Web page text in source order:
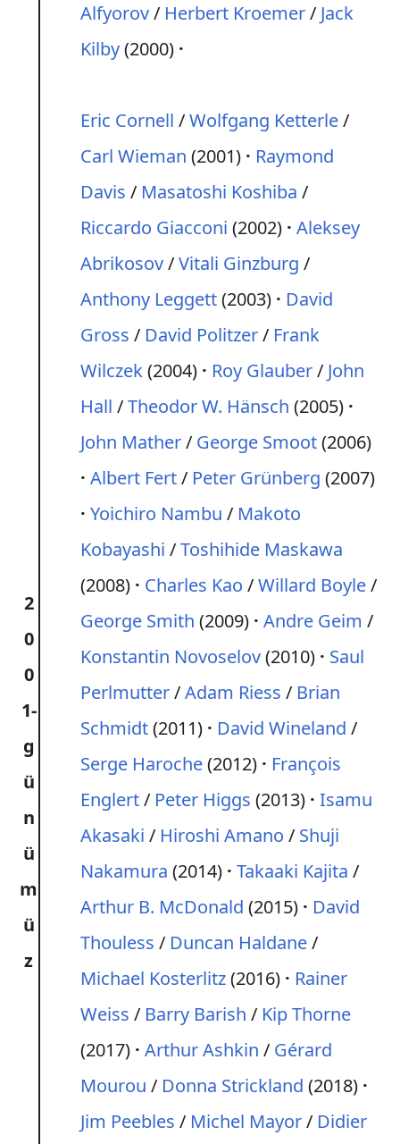
Alfyorov/ Herbert Kroemer/ Jack
Kilby(2000)
2
0
0
1-
g
ü
n
ü
m
ü
z
Eric Cornell /Wolfgang Ketterle/
Carl Wieman (2001)
Raymond
Davis / Masatoshi Koshiba /
Riccardo Giacconi (2002) Aleksey
Abrikosov/Vitali Ginzburg /
Anthony Leggett(2003)
David
Gross / David Politzer/ Frank
Wilczek(2004) Roy Glauber/ John
Hall /Theodor W. Hänsch (2005)
John Mather/ George Smoot(2006)
Albert Fert/ Peter Grünberg (2007)
Yoichiro Nambu / Makoto
Kobayashi /Toshihide Maskawa
(2008)
Charles Kao /Willard Boyle/
George Smith (2009) Andre Geim /
Konstantin Novoselov(2010)
Saul
Perlmutter/Adam Riess / Brian
Schmidt(2011) David Wineland /
Serge Haroche(2012)
François
Englert/ Peter Higgs (2013) Isamu
Akasaki / Hiroshi Amano / Shuji
Nakamura (2014) Takaaki Kajita /
Arthur B. McDonald (2015)
David
Thouless / Duncan Haldane/
Michael Kosterlitz(2016)
Rainer
Weiss / Barry Barish / Kip Thorne
(2017) Arthur Ashkin / Gérard
Mourou / Donna Strickland (2018)
Jim Peebles / Michel Mayor/ Didier